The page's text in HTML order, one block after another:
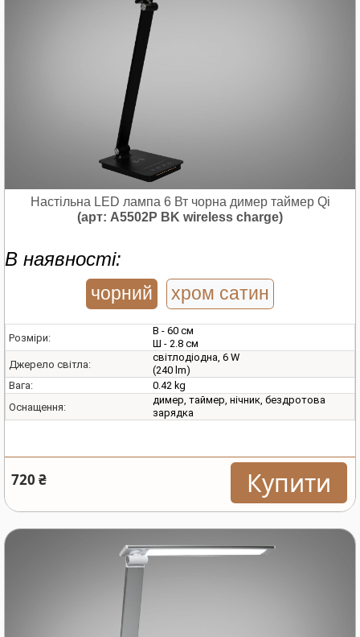
Настільна LED лампа 6 Вт чорна димер таймер Qi
(арт: A5502P BK wireless charge)
В наявності:
чорний хром сатин
Розміри:
В - 60 см
Ш - 2.8 см
Джерело світла:
світлодіодна, 6 W
(240 lm)
Вага:
0.42 kg
Оснащення:
димер, таймер, нічник, бездротова
зарядка
720 ₴ Купити